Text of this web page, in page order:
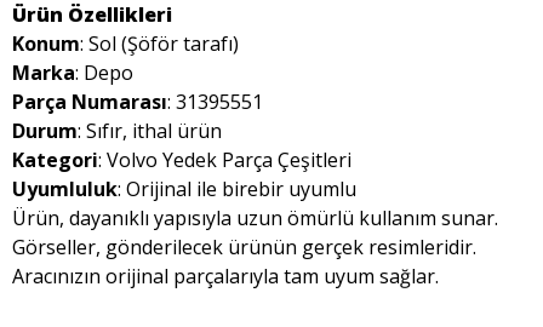
Ürün Özellikleri
Konum: Sol (Şöför tarafı)
Marka: Depo
Parça Numarası: 31395551
Durum: Sıfır, ithal ürün
Kategori: Volvo Yedek Parça Çeşitleri
Uyumluluk: Orijinal ile birebir uyumlu
Ürün, dayanıklı yapısıyla uzun ömürlü kullanım sunar.
Görseller, gönderilecek ürünün gerçek resimleridir.
Aracınızın orijinal parçalarıyla tam uyum sağlar.